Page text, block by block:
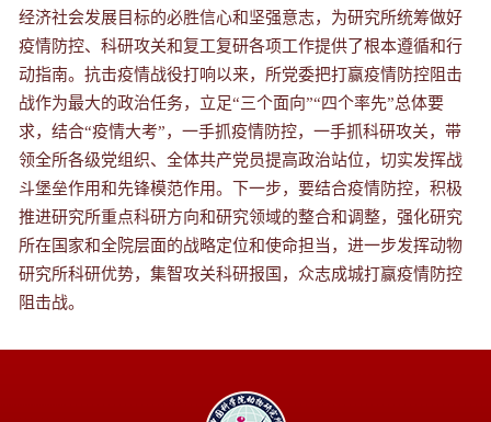
经济社会发展目标的必胜信心和坚强意志，为研究所统筹做好
疫情防控、科研攻关和复工复研各项工作提供了根本遵循和行
动指南。抗击疫情战役打响以来，所党委把打赢疫情防控阻击
战作为最大的政治任务，立足“三个面向”“四个率先”总体要
求，结合“疫情大考”，一手抓疫情防控，一手抓科研攻关，带
领全所各级党组织、全体共产党员提高政治站位，切实发挥战
斗堡垒作用和先锋模范作用。下一步，要结合疫情防控，积极
推进研究所重点科研方向和研究领域的整合和调整，强化研究
所在国家和全院层面的战略定位和使命担当，进一步发挥动物
研究所科研优势，集智攻关科研报国，众志成城打赢疫情防控
阻击战。